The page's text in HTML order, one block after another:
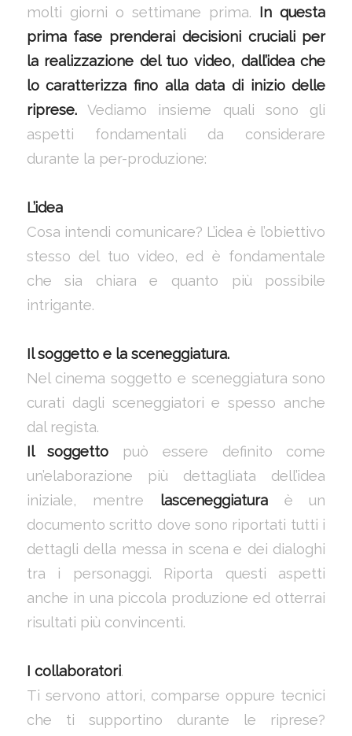
molti giorni o settimane prima. In questa
prima fase prenderai decisioni cruciali per
la realizzazione del tuo video, dall’idea che
lo caratterizza fino alla data di inizio delle
riprese.Vediamo insieme quali sono gli
aspetti fondamentali da considerare
durante la per-produzione:
L’idea
Cosa intendi comunicare? L’idea è l’obiettivo
stesso del tuo video, ed è fondamentale
che sia chiara e quanto più possibile
intrigante.
Il soggetto e la sceneggiatura.
Nel cinema soggetto e sceneggiatura sono
curati dagli sceneggiatori e spesso anche
dal regista.
Il soggetto può essere definito come
un’elaborazione più dettagliata dell’idea
iniziale, mentre lasceneggiatura è un
documento scritto dove sono riportati tutti i
dettagli della messa in scena e dei dialoghi
tra i personaggi. Riporta questi aspetti
anche in una piccola produzione ed otterrai
risultati più convincenti.
I collaboratori.
Ti servono attori, comparse oppure tecnici
che ti supportino durante le riprese?